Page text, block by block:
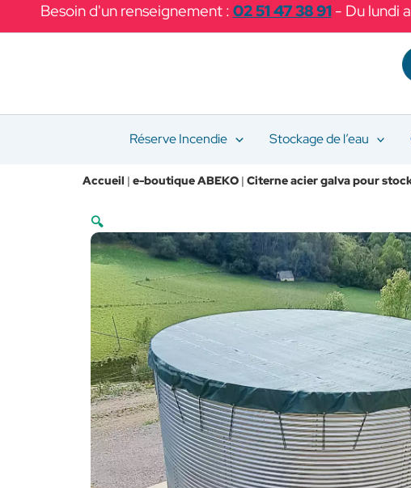
Besoin d'un renseignement : 02 51 47 38 91- Du lundi
Réserve Incendie Stockage de l’eau
Accueil | e-boutique ABEKO | Citerne acier galva pour
🔍